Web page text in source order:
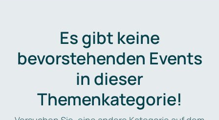
Es gibt keine
bevorstehenden Events
in dieser
Themenkategorie!